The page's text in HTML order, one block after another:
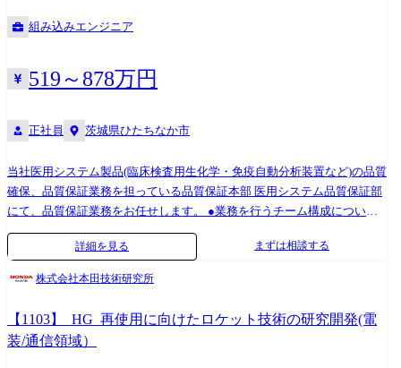
オ分析装置、放射線治療・先端医療システム、半導体検査装置、半導体
野でリーディングカンパニーとして事業を展開しています。 “知る力
で、世界を、未来を変えていく”という企業ビジョンと共に更なる成長を
組み込みエンジニア
519～878万円
正社員 茨城県ひたちなか市
当社医用システム製品(臨床検査用生化学・免疫自動分析装置など)の品質
確保、品質保証業務を担っている品質保証本部 医用システム品質保証部
にて、品質保証業務をお任せします。 ●業務を行うチーム構成について
業務としては多岐にわたりますが、以下3チームに分けて業務を行ってお
り、最初は③のチームで業務をお任せする想定です。ご経験に応じ、段
せんのでご了承ください。 ①設計部隊と連携し品質保証担当として開発
を推進する業務をメインで担当するチーム ②お客様対応などをメインで
担当するチーム ③生産ライン(不具合対応・統計的品質管理・出荷試験な
詳細を見る まずは相談する
株式会社本田技術研究所
【1103】_HG_再使用に向けたロケット技術の研究開発(電
装/通信領域）